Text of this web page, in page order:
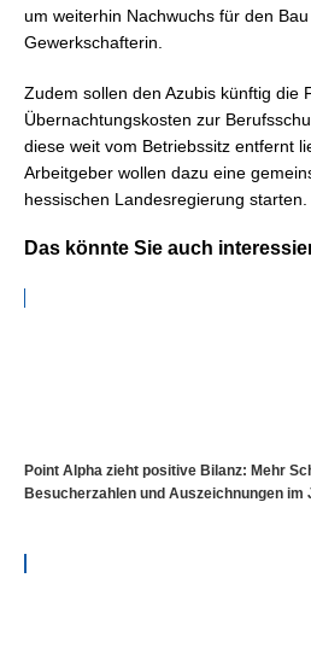
um weiterhin Nachwuchs für den
Gewerkschafterin.
Zudem sollen den Azubis künftig die
Übernachtungskosten zur
diese weit vom Betriebssitz entfernt
Arbeitgeber wollen dazu eine
hessischen Landesregierung
Das könnte Sie auch
Point Alpha zieht positive Bilanz: Mehr
Besucherzahlen und Auszeichnungen im